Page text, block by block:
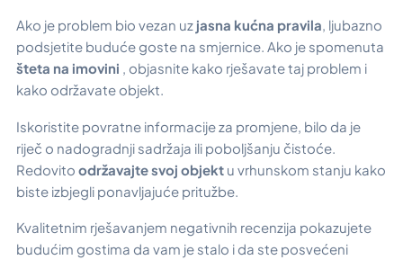
Ako je problem bio vezan uz jasna kućna pravila, ljubazno
podsjetite buduće goste na smjernice. Ako je spomenuta
šteta na imovini , objasnite kako rješavate taj problem i
kako održavate objekt.
Iskoristite povratne informacije za promjene, bilo da je
riječ o nadogradnji sadržaja ili poboljšanju čistoće.
Redovito održavajte svoj objekt u vrhunskom stanju kako
biste izbjegli ponavljajuće pritužbe.
Kvalitetnim rješavanjem negativnih recenzija pokazujete
budućim gostima da vam je stalo i da ste posvećeni